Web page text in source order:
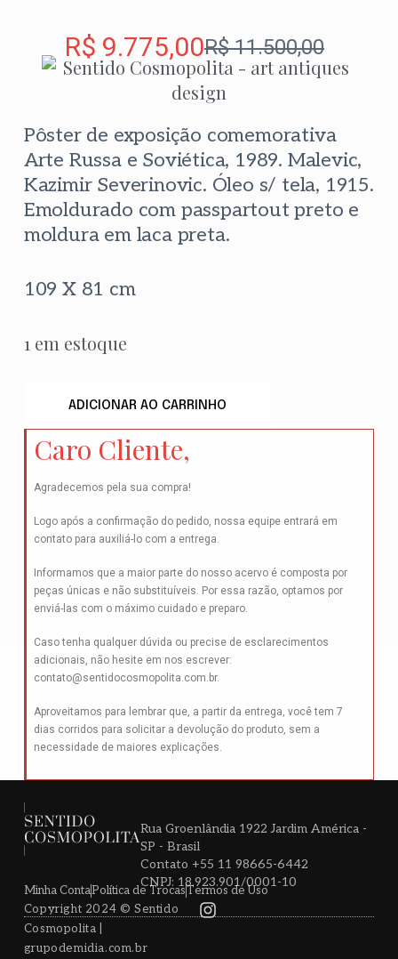
R$11.500,00
R$ 9.775,00
Pôster de exposição comemorativa
Arte Russa e Soviética, 1989. Malevic,
Kazimir Severinovic. Óleo s/ tela, 1915.
Emoldurado com passpartout preto e
moldura em laca preta.
109 X 81 cm
1 em estoque
ADICIONAR AO CARRINHO
Caro Cliente,
Agradecemos pela sua compra!
Logo após a confirmação do pedido, nossa equipe entrará em
contato para auxiliá-lo com a entrega.
Informamos que a maior parte do nosso acervo é composta por
peças únicas e não substituíveis. Por essa razão, optamos por
enviá-las com o máximo cuidado e preparo.
Caso tenha qualquer dúvida ou precise de esclarecimentos
adicionais, não hesite em nos escrever:
contato@sentidocosmopolita.com.br.
Aproveitamos para lembrar que, a partir da entrega, você tem 7
dias corridos para solicitar a devolução do produto, sem a
necessidade de maiores explicações.
Rua Groenlândia 1922 Jardim América -
SP - Brasil
Contato +55 11 98665-6442
CNPJ: 18.923.901/0001-10
Minha ContaPolítica de TrocasTermos de Uso
Copyright 2024 © Sentido
Cosmopolita |
grupodemidia.com.br